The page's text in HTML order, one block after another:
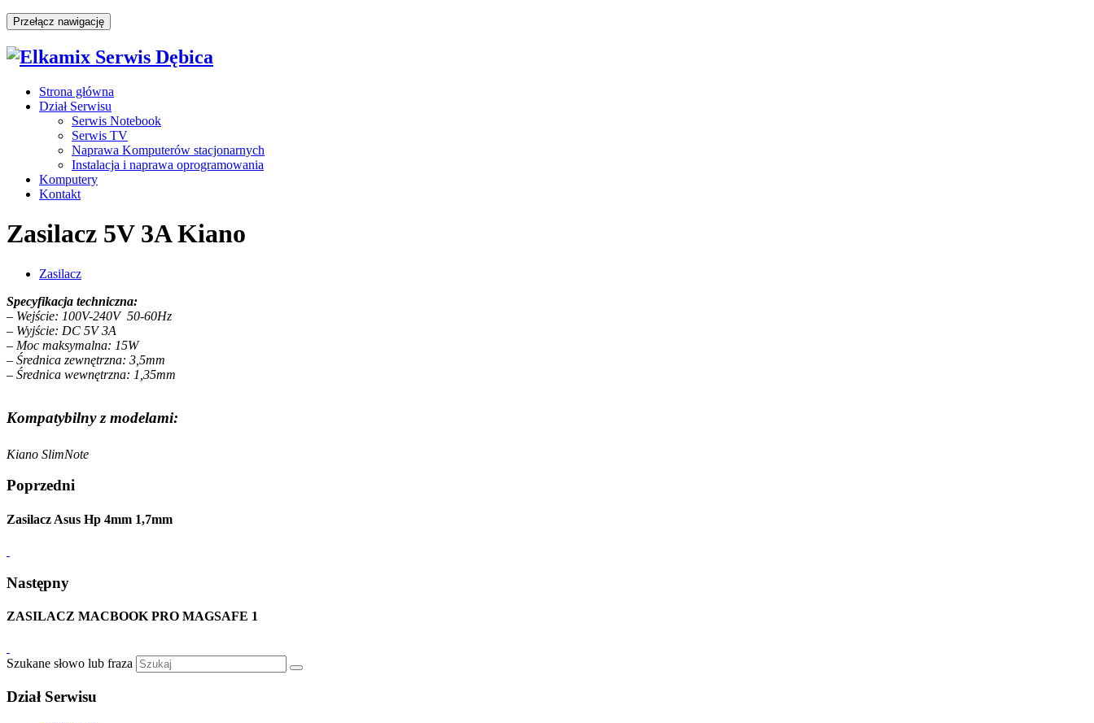
Przełącz nawigację
Strona główna
Dział Serwisu
Serwis Notebook
Serwis TV
Naprawa Komputerów stacjonarnych
Instalacja i naprawa oprogramowania
Komputery
Kontakt
Zasilacz 5V 3A Kiano
Zasilacz
Specyfikacja techniczna:
– Wejście: 100V-240V 50-60Hz
– Wyjście: DC 5V 3A
– Moc maksymalna: 15W
– Średnica zewnętrzna: 3,5mm
– Średnica wewnętrzna: 1,35mm
Kompatybilny z modelami:
Kiano SlimNote
Poprzedni
Zasilacz Asus Hp 4mm 1,7mm
Następny
ZASILACZ MACBOOK PRO MAGSAFE 1
Szukane słowo lub fraza
Dział Serwisu